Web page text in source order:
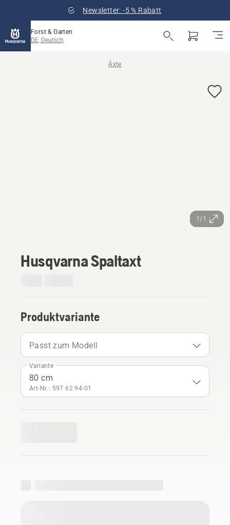
Newsletter: -5 % Rabatt
Forst & Garten
DE, Deutsch
Äxte
1/1
Husqvarna Spaltaxt
Produktvariante
Passt zum Modell
Variante
80 cm
Art-Nr.: 597 62 94‑01